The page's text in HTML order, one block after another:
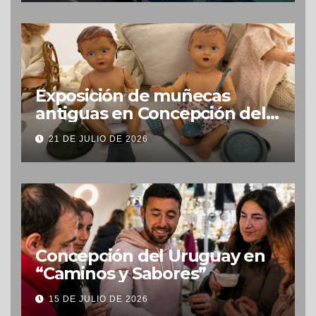
Exposición de muñecas
antiguas en Concepción del
Uruguay
21 DE JULIO DE 2026
Concepción del Uruguay en
“Caminos y Sabores”
15 DE JULIO DE 2026